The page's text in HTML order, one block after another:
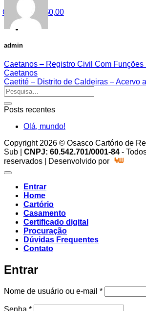
Carrinho /
R$0,00
admin
Caetanos – Registro Civil Com Funções
Caetanos
Caetité – Distrito de Caldeiras – Acervo
Posts recentes
Olá, mundo!
Copyright 2026 © Osasco Cartório de
Sub | CNPJ: 60.542.701/0001-84 -
reservados | Desenvolvido por
Entrar
Home
Cartório
Casamento
Certificado digital
Procuração
Dúvidas Frequentes
Contato
Entrar
Nome de usuário ou e-mail *Obrigatório
Obrigatório